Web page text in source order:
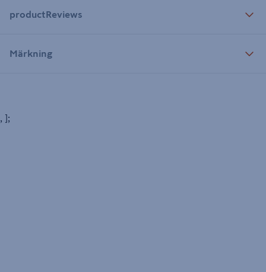
productReviews
Märkning
, ];